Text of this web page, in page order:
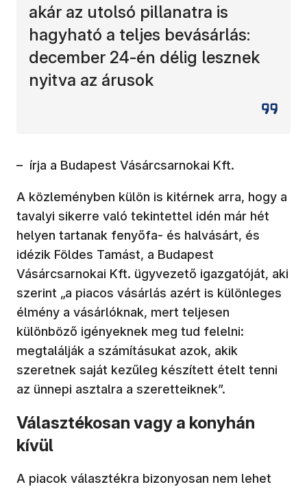
akár az utolsó pillanatra is
hagyható a teljes bevásárlás:
december 24-én délig lesznek
nyitva az árusok
– írja a Budapest Vásárcsarnokai Kft.
A közleményben külön is kitérnek arra, hogy a
tavalyi sikerre való tekintettel idén már hét
helyen tartanak fenyőfa- és halvásárt, és
idézik Földes Tamást, a Budapest
Vásárcsarnokai Kft. ügyvezető igazgatóját, aki
szerint „a piacos vásárlás azért is különleges
élmény a vásárlóknak, mert teljesen
különböző igényeknek meg tud felelni:
megtalálják a számításukat azok, akik
szeretnek saját kezűleg készített ételt tenni
az ünnepi asztalra a szeretteiknek”.
Választékosan vagy a konyhán
kívül
A piacok választékra bizonyosan nem lehet